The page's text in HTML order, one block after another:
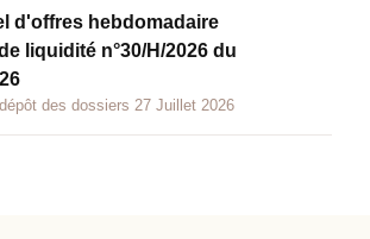
d'offres hebdomadaire
liquidité n°30/H/2026 du
des dossiers 27 Juillet 2026